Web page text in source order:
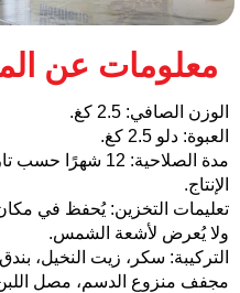
معلومات عن
الوزن الصافي: 2.5 كغ.
العبوة: دلو 2.5 كغ.
مدة الصلاحية: 12 شهرًا
الإنتاج.
تعليمات التخزين: يُحفظ في
ولا يُعرض لأشعة الشمس.
التركيبة: سكر، زيت النخيل،
مجفف منزوع الدسم، مصل